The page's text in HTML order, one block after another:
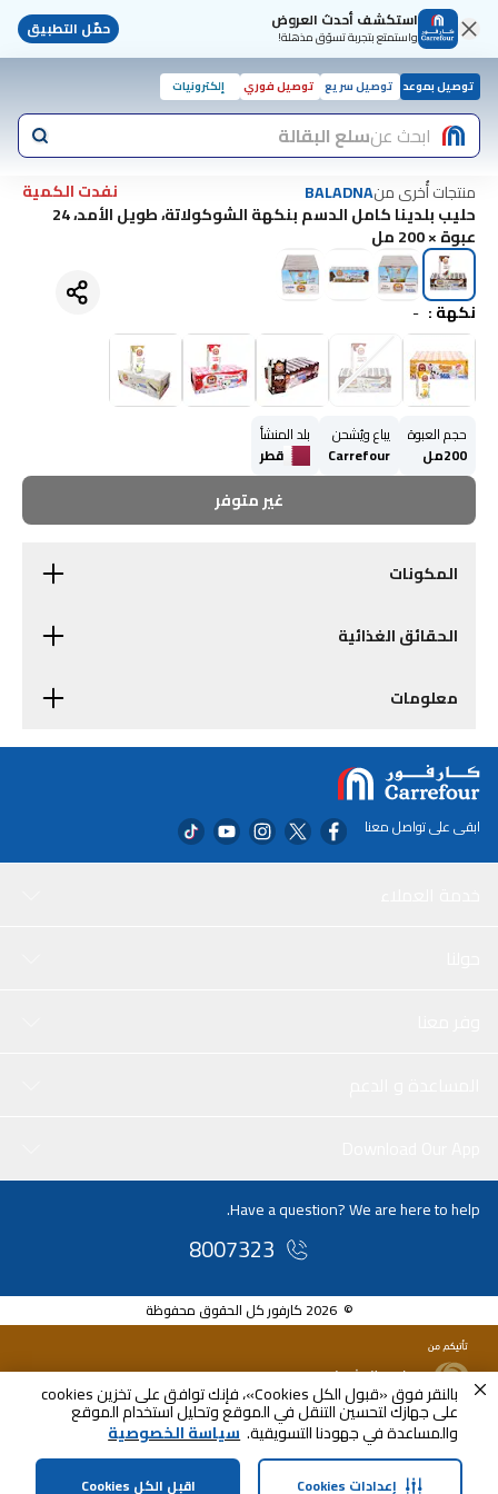
بالنقر فوق «قبول الكل Cookies»، فإنك توافق على تخزين cookies
على جهازك لتحسين التنقل في الموقع وتحليل استخدام الموقع
والمساعدة في جهودنا التسويقية. سياسة الخصوصية
اقبل الكل Cookies إعدادات Cookies
استكشف أحدث العروض
واستمتع بتجربة تسوّق مذهلة! حمّل التطبيق
توصيل بموعد توصيل سريع توصيل فوري إلكترونيات
ابحث عنسلع البقالة
منتجات أُخرى منBALADNA
نفدت الكمية
حليب بلدينا كامل الدسم بنكهة الشوكولاتة، طويل الأمد، 24
عبوة × 200 مل
نكهة:
-
حجم العبوة
200مل
يباع ويُشحن
Carrefour
بلد المنشأ
قطر
غير متوفر
المكونات
الحقائق الغذائية
معلومات
ابقى على تواصل معنا
Have a question? We are here to help.
8007323
© 2026 كارفور كل الحقوق محفوظة